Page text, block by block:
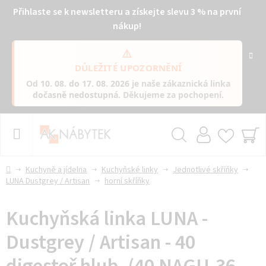
Přihlaste se k newsletteru a získejte slevu 3 % na první
nákup!
⚠️
DŮLEŽITÉ UPOZORNĚNÍ
Od 10. 08. do 17. 08. 2026 je naše zákaznická linka
dočasně nedostupná. Děkujeme za pochopení.
DomůKuchyně a jídelna Kuchyňské linky
Jednotlivé skříňky
LUNA Dustgrey / Artisan
horní skříňky
Kuchyňská linka LUNA -
Dustgrey / Artisan - 40